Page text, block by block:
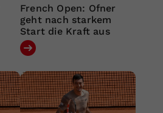
French Open: Ofner
geht nach starkem
Start die Kraft aus